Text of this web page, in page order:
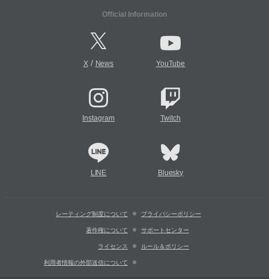
Official Information
X/ News YouTube
Instagram Twitch
LINE Bluesky
レーティング制度について プライバシーポリシー
著作権について サポートセンター
ライセンス ルール＆ポリシー
利用者情報の外部送信について